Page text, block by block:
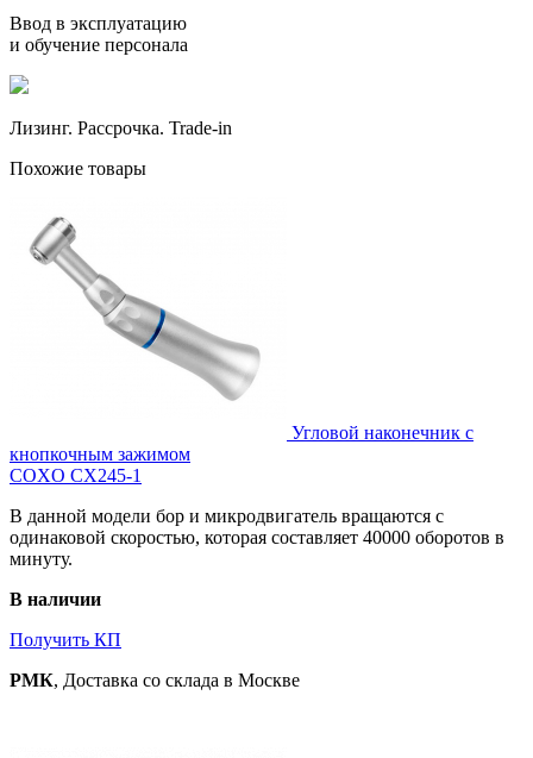
Ввод в эксплуатацию
и обучение персонала
Лизинг. Рассрочка. Trade-in
Похожие товары
Угловой наконечник с
кнопкочным зажимом
COXO CX245-1
В данной модели бор и микродвигатель вращаются с
одинаковой скоростью, которая составляет 40000 оборотов в
минуту.
В наличии
Получить КП
РМК, Доставка со склада в Москве